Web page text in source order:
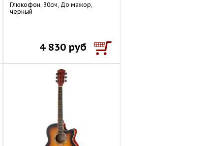
Глюкофон, 30см, До мажор,
черный
4 830 руб